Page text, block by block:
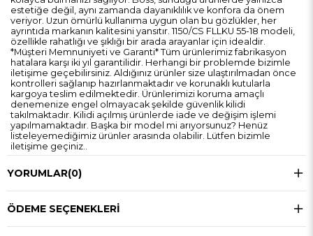
estetiğe değil, aynı zamanda dayanıklılık ve konfora da önem
veriyor. Uzun ömürlü kullanıma uygun olan bu gözlükler, her
ayrıntıda markanın kalitesini yansıtır. 1150/CS FLLKU 55-18 modeli,
özellikle rahatlığı ve şıklığı bir arada arayanlar için idealdir.
*Müşteri Memnuniyeti ve Garanti* Tüm ürünlerimiz fabrikasyon
hatalara karşı iki yıl garantilidir. Herhangi bir problemde bizimle
iletişime geçebilirsiniz. Aldığınız ürünler size ulaştırılmadan önce
kontrolleri sağlanıp hazırlanmaktadır ve korunaklı kutularla
kargoya teslim edilmektedir. Ürünlerimizi koruma amaçlı
denemenize engel olmayacak şekilde güvenlik kilidi
takılmaktadır. Kilidi açılmış ürünlerde iade ve değişim işlemi
yapılmamaktadır. Başka bir model mi arıyorsunuz? Henüz
listeleyemediğimiz ürünler arasında olabilir. Lütfen bizimle
iletişime geçiniz..
YORUMLAR(0)
ÖDEME SEÇENEKLERI